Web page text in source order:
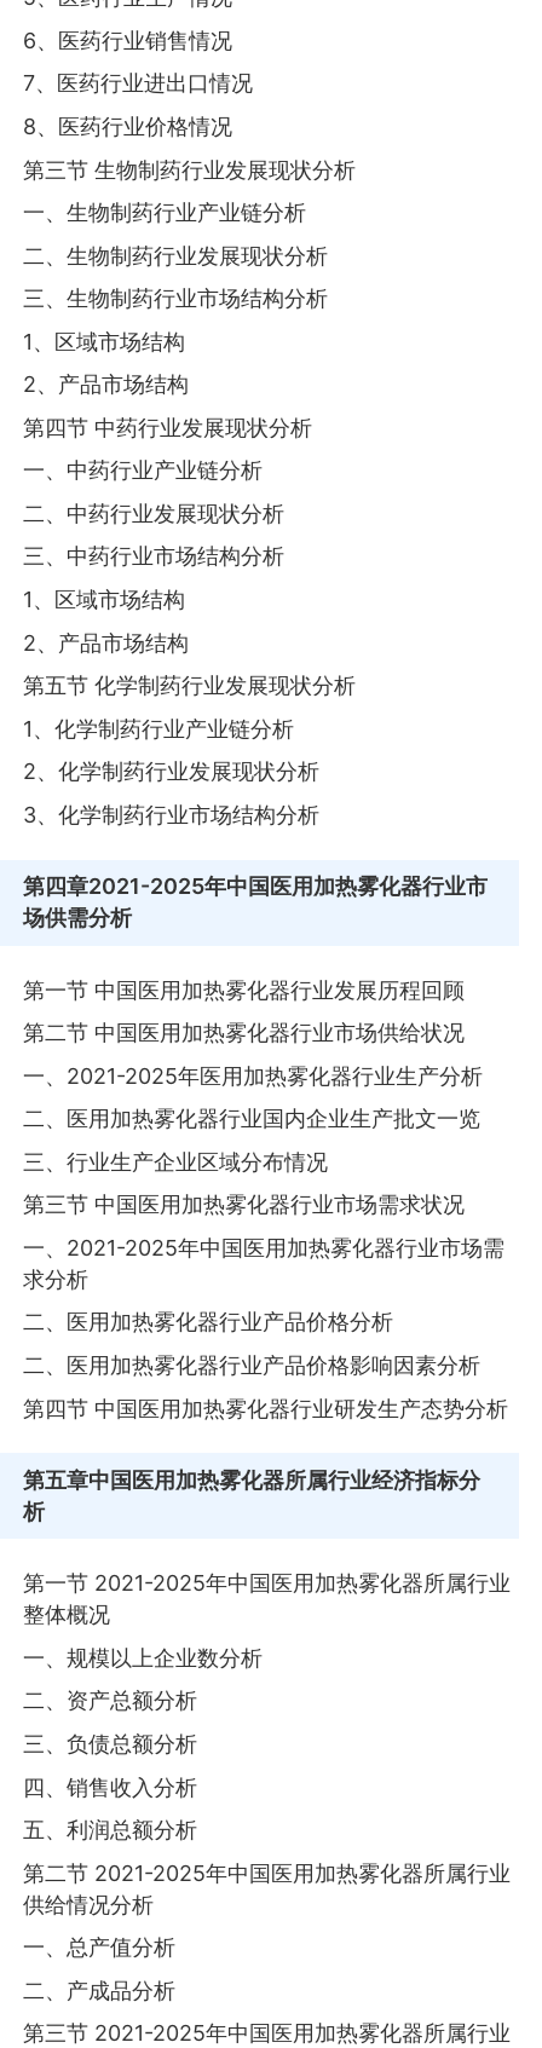
6、医药行业销售情况
7、医药行业进出口情况
8、医药行业价格情况
第三节 生物制药行业发展现状分析
一、生物制药行业产业链分析
二、生物制药行业发展现状分析
三、生物制药行业市场结构分析
1、区域市场结构
2、产品市场结构
第四节 中药行业发展现状分析
一、中药行业产业链分析
二、中药行业发展现状分析
三、中药行业市场结构分析
1、区域市场结构
2、产品市场结构
第五节 化学制药行业发展现状分析
1、化学制药行业产业链分析
2、化学制药行业发展现状分析
3、化学制药行业市场结构分析
第四章2021-2025年中国医用加热雾化器行业市
场供需分析
第一节 中国医用加热雾化器行业发展历程回顾
第二节 中国医用加热雾化器行业市场供给状况
一、2021-2025年医用加热雾化器行业生产分析
二、医用加热雾化器行业国内企业生产批文一览
三、行业生产企业区域分布情况
第三节 中国医用加热雾化器行业市场需求状况
一、2021-2025年中国医用加热雾化器行业市场需
求分析
二、医用加热雾化器行业产品价格分析
二、医用加热雾化器行业产品价格影响因素分析
第四节 中国医用加热雾化器行业研发生产态势分析
第五章中国医用加热雾化器所属行业经济指标分
析
第一节 2021-2025年中国医用加热雾化器所属行业
整体概况
一、规模以上企业数分析
二、资产总额分析
三、负债总额分析
四、销售收入分析
五、利润总额分析
第二节 2021-2025年中国医用加热雾化器所属行业
供给情况分析
一、总产值分析
二、产成品分析
第三节 2021-2025年中国医用加热雾化器所属行业